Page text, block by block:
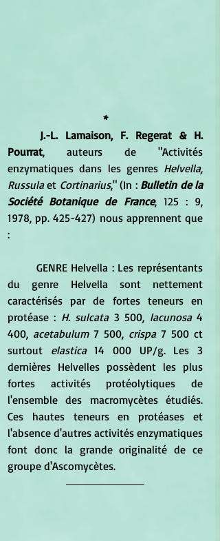
*
J.-L. Lamaison, F. Regerat & H.
Pourrat, auteurs de "Activités
enzymatiques dans les genres Helvella,
Russula et Cortinarius," (In : Bulletin de la
Société Botanique de France, 125 : 9,
1978, pp. 425-427) nous apprennent que
:
du genre Helvella sont nettement
caractérisés par de fortes teneurs en
protéase : H. sulcata 3 500, lacunosa 4
400, acetabulum 7 500, crispa 7 500 ct
surtout elastica 14 000 UP/g. Les 3
dernières Helvelles possèdent les plus
fortes activités protéolytiques de
l'ensemble des macromycètes étudiés.
Ces hautes teneurs en protéases et
l'absence d'autres activités enzymatiques
font donc la grande originalité de ce
groupe d'Ascomycètes.